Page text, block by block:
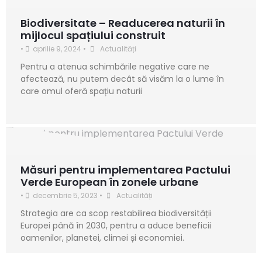
Biodiversitate – Readucerea naturii în
mijlocul spațiului construit
• aprilie 9, 2024 • Actualități
Pentru a atenua schimbările negative care ne
afectează, nu putem decât să visăm la o lume în
care omul oferă spațiu naturii
Măsuri pentru implementarea Pactului
Verde European în zonele urbane
• decembrie 5, 2023 • Actualități
Strategia are ca scop restabilirea biodiversității
Europei până în 2030, pentru a aduce beneficii
oamenilor, planetei, climei și economiei.